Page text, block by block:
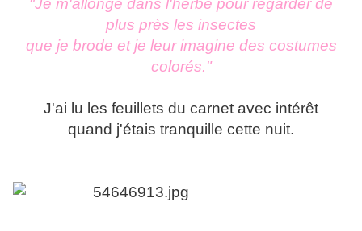
"Je m'allonge dans l'herbe pour regarder de
plus près les insectes
que je brode et je leur imagine des costumes
colorés."
J'ai lu les feuillets du carnet avec intérêt
quand j'étais tranquille cette nuit.